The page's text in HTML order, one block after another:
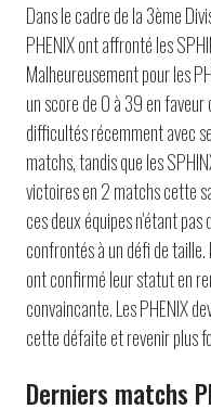
Dans le cadre de la 3ème
PHENIX ont affronté les
Malheureusement pour les
un score de 0 à 39 en faveur
difficultés récemment avec
matchs, tandis que les
victoires en 2 matchs cette
ces deux équipes n'étant
confrontés à un défi de taille.
ont confirmé leur statut en
convaincante. Les PHENIX
cette défaite et revenir plus
Derniers matchs